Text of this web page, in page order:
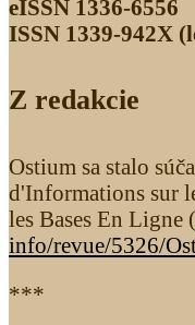
eISSN 1336-6556
ISSN 1339­-942X
Z redakcie
Ostium sa stalo
d'Informations sur
les Bases En Ligne (
info/revue/5326/
***